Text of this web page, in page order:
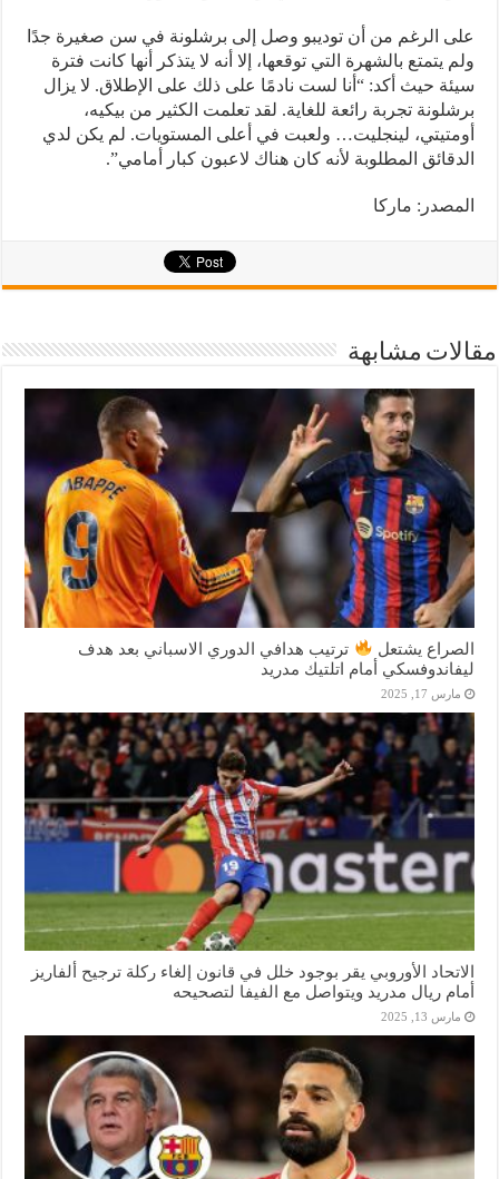
على الرغم من أن توديبو وصل إلى برشلونة في سن صغيرة جدًا
ولم يتمتع بالشهرة التي توقعها، إلا أنه لا يتذكر أنها كانت فترة
سيئة حيث أكد: “أنا لست نادمًا على ذلك على الإطلاق. لا يزال
برشلونة تجربة رائعة للغاية. لقد تعلمت الكثير من بيكيه،
أومتيتي، لينجليت… ولعبت في أعلى المستويات. لم يكن لدي
الدقائق المطلوبة لأنه كان هناك لاعبون كبار أمامي”.
المصدر: ماركا
مقالات مشابهة
الصراع يشتعل
ترتيب هدافي الدوري الاسباني بعد هدف
ليفاندوفسكي أمام اتلتيك مدريد
مارس 17, 2025
الاتحاد الأوروبي يقر بوجود خلل في قانون إلغاء ركلة ترجيح ألفاريز
أمام ريال مدريد ويتواصل مع الفيفا لتصحيحه
مارس 13, 2025